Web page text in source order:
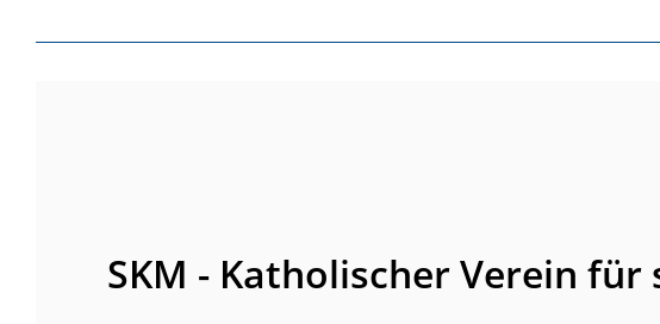
SKM - Katholischer Verein